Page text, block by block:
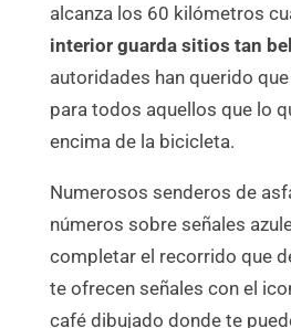
alcanza los 60 kilómetros
interior guarda sitios tan
autoridades han querido
para todos aquellos que lo
encima de la bicicleta.
Numerosos senderos de
números sobre señales
completar el recorrido que
te ofrecen señales con el
café dibujado donde te